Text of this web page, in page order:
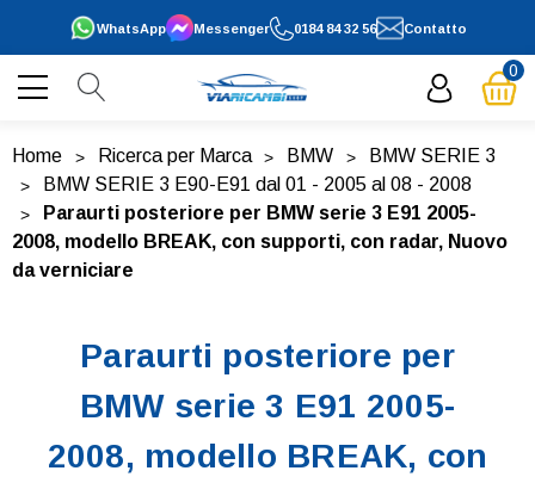
0184 84 32 56
WhatsApp Contatto
Messenger
0
Home Ricerca per Marca BMW
BMW SERIE 3
BMW SERIE 3 E90-E91 dal 01 - 2005 al 08 - 2008
Paraurti posteriore per BMW serie 3 E91 2005-
2008, modello BREAK, con supporti, con radar, Nuovo
da verniciare
Paraurti posteriore per
BMW serie 3 E91 2005-
2008, modello BREAK, con